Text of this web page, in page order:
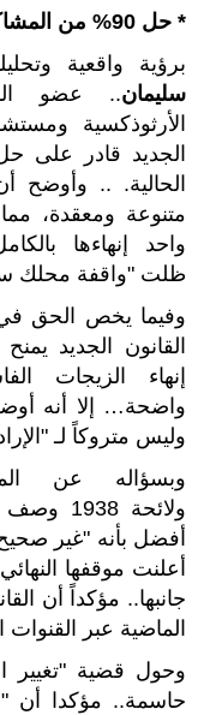
* حل 90% من المشاكل
برؤية واقعية
سليمان.. عضو
الأرثوذكسية
الحالية. .. وأوضح
متنوعة ومعقدة،
واحد إنهاءها
ظلت "واقفة محلك
وفيما يخص الحق
القانون الجديد
إنهاء الزيجات
واضحة… إلا أنه
وليس متروكاً لـ
وبسؤاله عن
ولائحة
أفضل بأنه "غير
أعلنت موقفها
جانبها.. مؤكداً أن
الماضية عبر
وحول قضية "تغيير
حاسمة.. مؤكدا أن